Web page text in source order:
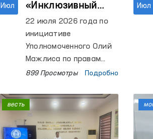
Июл
«Инклюзивный
Омбудсман»
обсужден с
представителями
гражданского
общества
22 июля 2026 года по
инициативе
Уполномоченного Олий
Мажлиса по правам
человека (омбудсмана)
диалог, посвященный
вопросам реализации
проекта «Инклюзивный
Омбудсман».
899 Просмотры Подробно
Июл
весть